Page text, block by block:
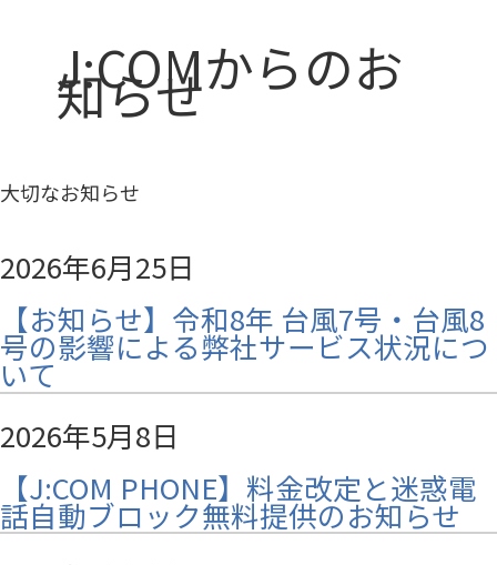
J:COMからのお
知らせ
大切なお知らせ
2026年6月25日
【お知らせ】令和8年 台風7号・台風8
号の影響による弊社サービス状況につ
いて
2026年5月8日
【J:COM PHONE】料金改定と迷惑電
話自動ブロック無料提供のお知らせ